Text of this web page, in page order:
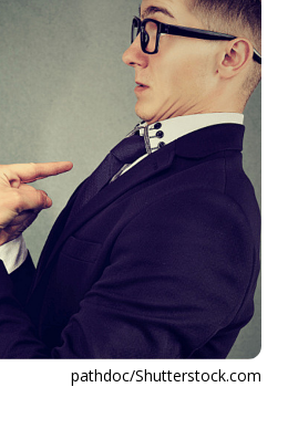
pathdoc/Shutterstock.com